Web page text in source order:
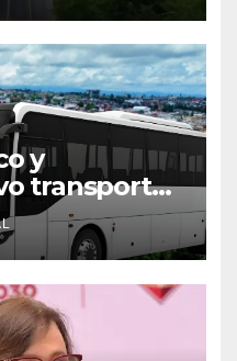
y
transporte
Rica y la